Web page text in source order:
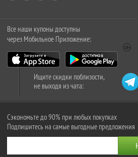
Все наши купоны доступны
через Мобильное Приложение:
Ищите скидки поблизости,
не выходя из чата:
Сэкономьте до 90% при любых покупках
Подпишитесь на самые выгодные предложения